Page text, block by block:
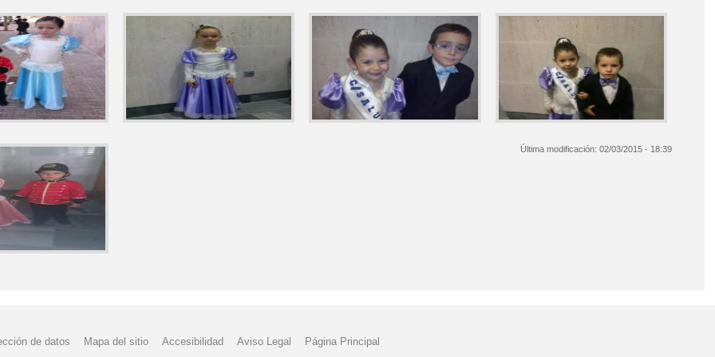
Última modificación:02/03/2015 - 18:39
de datos Mapa del sitio Accesibilidad Aviso Legal Página Principal